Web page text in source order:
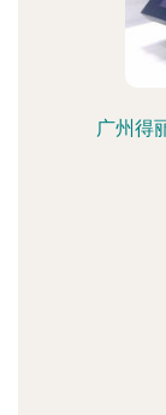
广州得